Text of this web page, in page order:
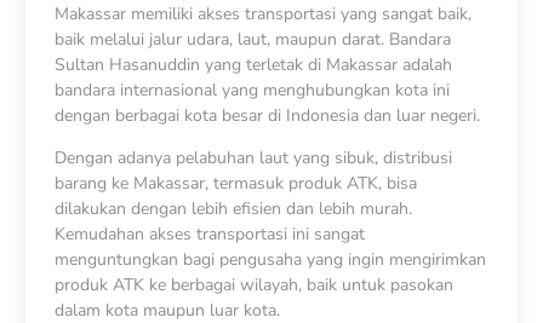
Makassar memiliki akses transportasi yang sangat baik,
baik melalui jalur udara, laut, maupun darat. Bandara
Sultan Hasanuddin yang terletak di Makassar adalah
bandara internasional yang menghubungkan kota ini
dengan berbagai kota besar di Indonesia dan luar negeri.
Dengan adanya pelabuhan laut yang sibuk, distribusi
barang ke Makassar, termasuk produk ATK, bisa
dilakukan dengan lebih efisien dan lebih murah.
Kemudahan akses transportasi ini sangat
menguntungkan bagi pengusaha yang ingin mengirimkan
produk ATK ke berbagai wilayah, baik untuk pasokan
dalam kota maupun luar kota.